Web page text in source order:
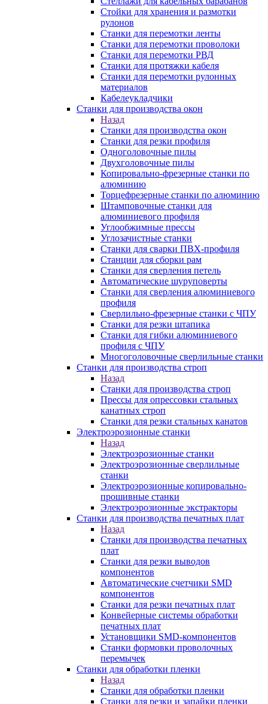
Стойки для хранения и размотки
рулонов
Станки для перемотки ленты
Станки для перемотки проволоки
Станки для перемотки РВД
Станки для протяжки кабеля
Станки для перемотки рулонных
материалов
Кабелеукладчики
Станки для производства окон
Назад
Станки для производства окон
Станки для резки профиля
Одноголовочные пилы
Двухголовочные пилы
Копировально-фрезерные станки по
алюминию
Торцефрезерные станки по алюминию
Штамповочные станки для
алюминиевого профиля
Углообжимные прессы
Углозачистные станки
Станки для сварки ПВХ-профиля
Станции для сборки рам
Станки для сверления петель
Автоматические шуруповерты
Станки для сверления алюминиевого
профиля
Сверлильно-фрезерные станки с ЧПУ
Станки для резки штапика
Станки для гибки алюминиевого
профиля с ЧПУ
Многоголовочные сверлильные станки
Станки для производства строп
Назад
Станки для производства строп
Прессы для опрессовки стальных
канатных строп
Станки для резки стальных канатов
Электроэрозионные станки
Назад
Электроэрозионные станки
Электроэрозионные сверлильные
станки
Электроэрозионные копировально-
прошивные станки
Электроэрозионные экстракторы
Станки для производства печатных плат
Назад
Станки для производства печатных
плат
Станки для резки выводов
компонентов
Автоматические счетчики SMD
компонентов
Станки для резки печатных плат
Конвейерные системы обработки
печатных плат
Установщики SMD-компонентов
Станки формовки проволочных
перемычек
Станки для обработки пленки
Назад
Станки для обработки пленки
Станки для резки и запайки пленки